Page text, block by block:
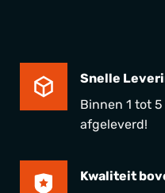
Snelle
Binnen 1 tot
afgeleverd!
Kwaliteit